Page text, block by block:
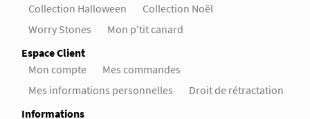
Collection Halloween
Collection Noël
Worry Stones
Mon p'tit canard
Espace Client
Mon compte
Mes commandes
Mes informations personnelles
Droit de rétractation
Informations